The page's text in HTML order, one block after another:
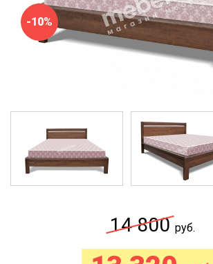
-10%
14 800руб.